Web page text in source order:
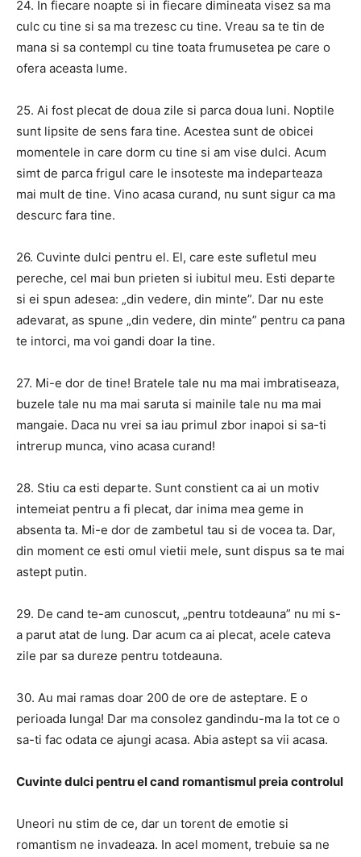
24. In fiecare noapte si in fiecare dimineata visez sa ma
culc cu tine si sa ma trezesc cu tine. Vreau sa te tin de
mana si sa contempl cu tine toata frumusetea pe care o
ofera aceasta lume.
25. Ai fost plecat de doua zile si parca doua luni. Noptile
sunt lipsite de sens fara tine. Acestea sunt de obicei
momentele in care dorm cu tine si am vise dulci. Acum
simt de parca frigul care le insoteste ma indeparteaza
mai mult de tine. Vino acasa curand, nu sunt sigur ca ma
descurc fara tine.
26. Cuvinte dulci pentru el. El, care este sufletul meu
pereche, cel mai bun prieten si iubitul meu. Esti departe
si ei spun adesea: „din vedere, din minte”. Dar nu este
adevarat, as spune „din vedere, din minte” pentru ca pana
te intorci, ma voi gandi doar la tine.
27. Mi-e dor de tine! Bratele tale nu ma mai imbratiseaza,
buzele tale nu ma mai saruta si mainile tale nu ma mai
mangaie. Daca nu vrei sa iau primul zbor inapoi si sa-ti
intrerup munca, vino acasa curand!
28. Stiu ca esti departe. Sunt constient ca ai un motiv
intemeiat pentru a fi plecat, dar inima mea geme in
absenta ta. Mi-e dor de zambetul tau si de vocea ta. Dar,
din moment ce esti omul vietii mele, sunt dispus sa te mai
astept putin.
29. De cand te-am cunoscut, „pentru totdeauna” nu mi s-
a parut atat de lung. Dar acum ca ai plecat, acele cateva
zile par sa dureze pentru totdeauna.
30. Au mai ramas doar 200 de ore de asteptare. E o
perioada lunga! Dar ma consolez gandindu-ma la tot ce o
sa-ti fac odata ce ajungi acasa. Abia astept sa vii acasa.
Cuvinte dulci pentru el cand romantismul preia controlul
Uneori nu stim de ce, dar un torent de emotie si
romantism ne invadeaza. In acel moment, trebuie sa ne